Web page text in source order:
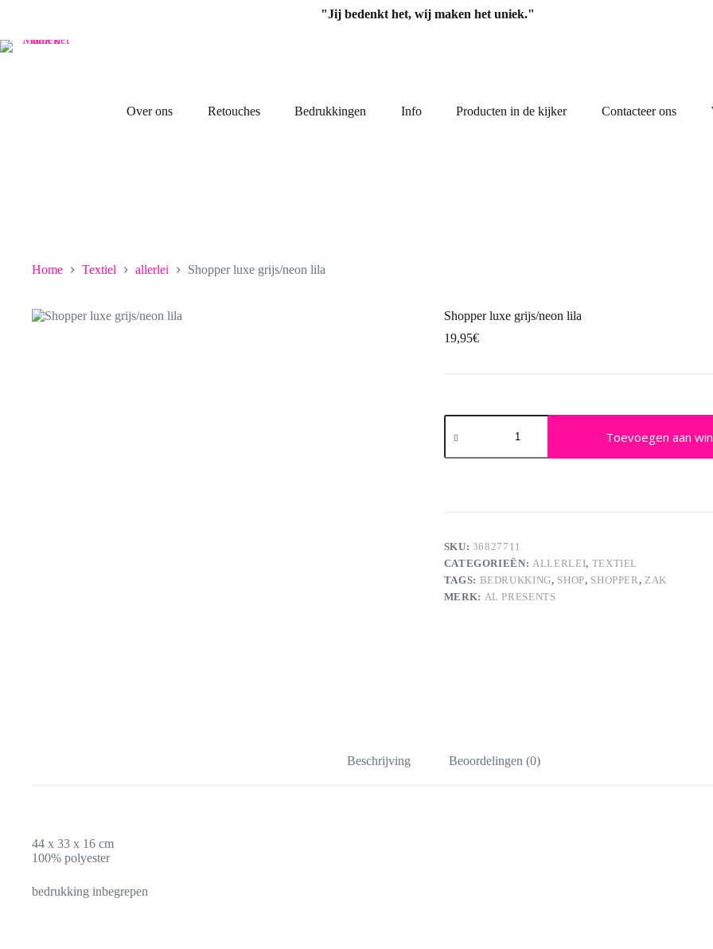
inhoud
"Jij bedenkt het, wij maken het uniek."
Over ons Retouches Bedrukkingen Info Producten in de kijker Contacteer ons
Home Textiel allerlei Shopper luxe grijs/neon lila
Shopper luxe grijs/neon lila
19,95€
Shopper
luxe
lila
Toevoegen aan
SKU: 36827711
CATEGORIEËN:ALLERLEI, TEXTIEL
TAGS: BEDRUKKING, SHOP, SHOPPER,ZAK
MERK: AL PRESENTS
Beschrijving Beoordelingen (0)
44 x 33 x 16 cm
100% polyester
bedrukking inbegrepen